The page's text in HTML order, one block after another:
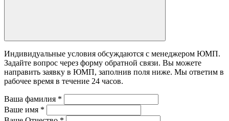
Индивидуальные условия обсуждаются с менеджером ЮМП.
Задайте вопрос через форму обратной связи. Вы можете
направить заявку в ЮМП, заполнив поля ниже. Mы ответим в
рабочее время в течение 24 часов.
Ваша фамилия *
Ваше имя *